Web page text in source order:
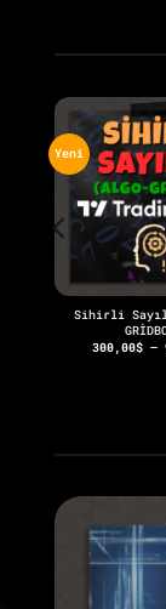
Yeni
Sihirli
300,00$ –